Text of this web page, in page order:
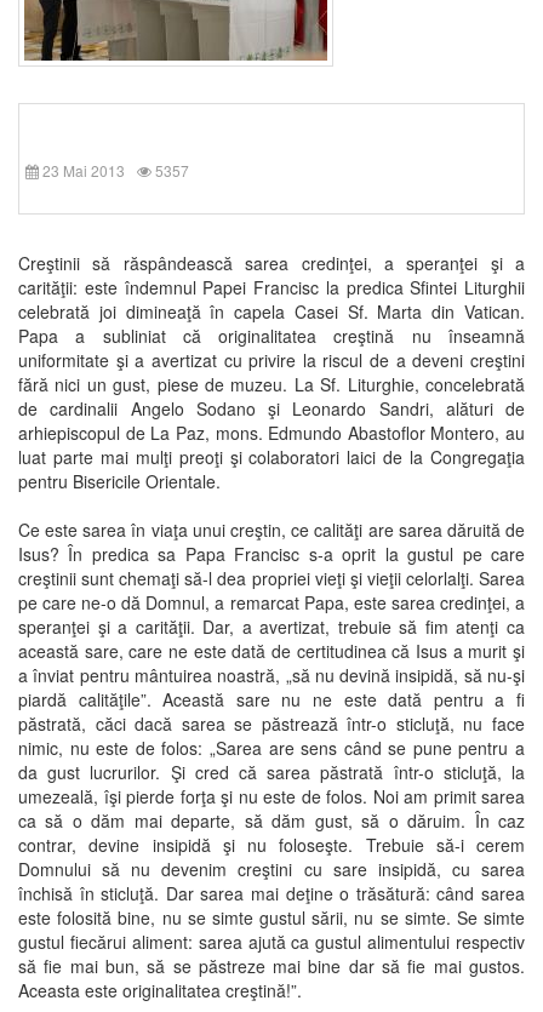
23 Mai 2013 5357
Creştinii să răspândească sarea credinţei, a speranţei şi a
carităţii: este îndemnul Papei Francisc la predica Sfintei Liturghii
celebrată joi dimineaţă în capela Casei Sf. Marta din Vatican.
Papa a subliniat că originalitatea creştină nu înseamnă
uniformitate şi a avertizat cu privire la riscul de a deveni creştini
fără nici un gust, piese de muzeu. La Sf. Liturghie, concelebrată
de cardinalii Angelo Sodano şi Leonardo Sandri, alături de
arhiepiscopul de La Paz, mons. Edmundo Abastoflor Montero, au
luat parte mai mulţi preoţi şi colaboratori laici de la Congregaţia
pentru Bisericile Orientale.
Ce este sarea în viaţa unui creştin, ce calităţi are sarea dăruită de
Isus? În predica sa Papa Francisc s-a oprit la gustul pe care
creştinii sunt chemaţi să-l dea propriei vieţi şi vieţii celorlalţi. Sarea
pe care ne-o dă Domnul, a remarcat Papa, este sarea credinţei, a
speranţei şi a carităţii. Dar, a avertizat, trebuie să fim atenţi ca
această sare, care ne este dată de certitudinea că Isus a murit şi
a înviat pentru mântuirea noastră, „să nu devină insipidă, să nu-şi
piardă calităţile”. Această sare nu ne este dată pentru a fi
păstrată, căci dacă sarea se păstrează într-o sticluţă, nu face
nimic, nu este de folos: „Sarea are sens când se pune pentru a
da gust lucrurilor. Şi cred că sarea păstrată într-o sticluţă, la
umezeală, îşi pierde forţa şi nu este de folos. Noi am primit sarea
ca să o dăm mai departe, să dăm gust, să o dăruim. În caz
contrar, devine insipidă şi nu foloseşte. Trebuie să-i cerem
Domnului să nu devenim creştini cu sare insipidă, cu sarea
închisă în sticluţă. Dar sarea mai deţine o trăsătură: când sarea
este folosită bine, nu se simte gustul sării, nu se simte. Se simte
gustul fiecărui aliment: sarea ajută ca gustul alimentului respectiv
să fie mai bun, să se păstreze mai bine dar să fie mai gustos.
Aceasta este originalitatea creştină!”.